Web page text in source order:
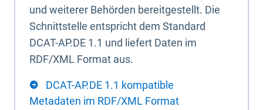
und weiterer Behörden bereitgestellt. Die
Schnittstelle entspricht dem Standard
DCAT-AP.DE 1.1 und liefert Daten im
RDF/XML Format aus.
DCAT-AP.DE 1.1 kompatible
Metadaten im RDF/XML Format